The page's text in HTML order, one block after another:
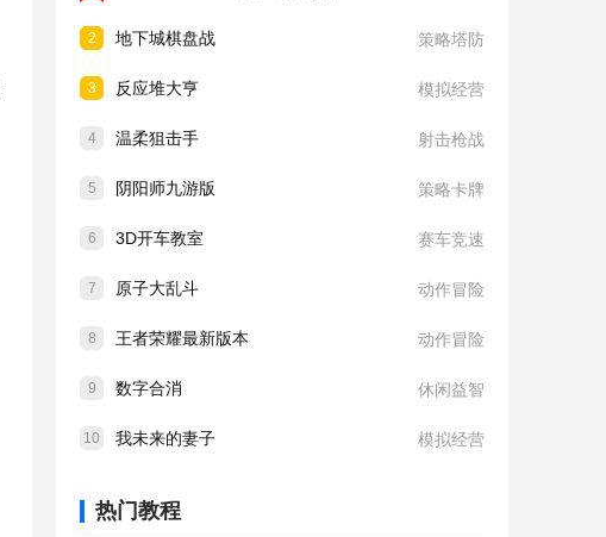
2 地下城棋盘战 策略塔防
3 反应堆大亨 模拟经营
4 温柔狙击手 射击枪战
5 阴阳师九游版 策略卡牌
6 3D开车教室 赛车竞速
7 原子大乱斗 动作冒险
8 王者荣耀最新版本 动作冒险
9 数字合消 休闲益智
10 我未来的妻子 模拟经营
热门教程